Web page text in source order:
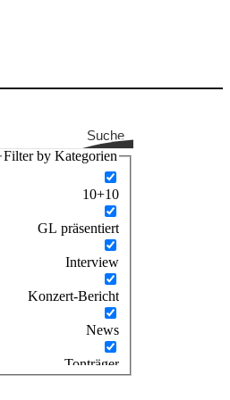
Suche
Filter by Kategorien
10+10
GL präsentiert
Interview
Konzert-Bericht
News
Tonträger